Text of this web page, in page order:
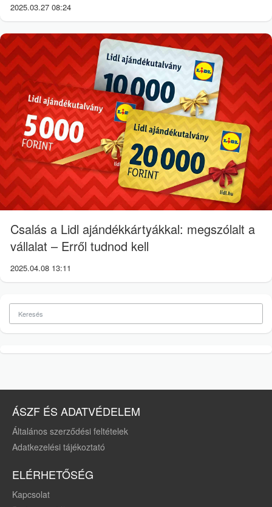
2025.03.27 08:24
Csalás a Lidl ajándékkártyákkal: megszólalt a
vállalat – Erről tudnod kell
2025.04.08 13:11
ÁSZF ÉS ADATVÉDELEM
Általános szerződési feltételek
Adatkezelési tájékoztató
ELÉRHETŐSÉG
Kapcsolat